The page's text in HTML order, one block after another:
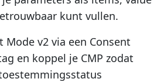
kunt vullen.
Mode v2 via een Consent
en koppel je CMP zodat